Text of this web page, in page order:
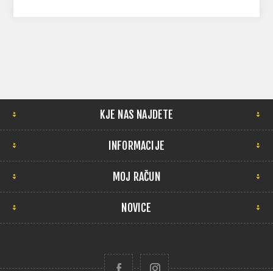
KJE NAS NAJDETE
INFORMACIJE
MOJ RAČUN
NOVICE